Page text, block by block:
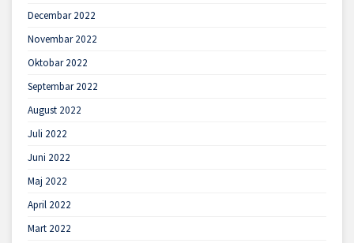
Decembar 2022
Novembar 2022
Oktobar 2022
Septembar 2022
August 2022
Juli 2022
Juni 2022
Maj 2022
April 2022
Mart 2022